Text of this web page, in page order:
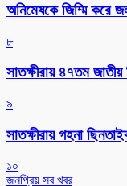
অনিমেষকে জিম্মি করে
৮
সাতক্ষীরায় ৪৭তম
৯
সাতক্ষীরায় গহনা
১০
জনপ্রিয় সব খবর